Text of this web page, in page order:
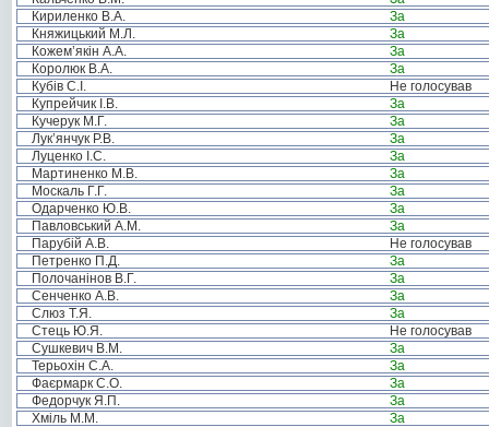
Кириленко В.А.
За
Княжицький М.Л.
За
Кожем’якін А.А.
За
Королюк В.А.
За
Кубів С.І.
Не голосував
Купрейчик І.В.
За
Кучерук М.Г.
За
Лук’янчук Р.В.
За
Луценко І.С.
За
Мартиненко М.В.
За
Москаль Г.Г.
За
Одарченко Ю.В.
За
Павловський А.М.
За
Парубій А.В.
Не голосував
Петренко П.Д.
За
Полочанінов В.Г.
За
Сенченко А.В.
За
Слюз Т.Я.
За
Стець Ю.Я.
Не голосував
Сушкевич В.М.
За
Терьохін С.А.
За
Фаєрмарк С.О.
За
Федорчук Я.П.
За
Хміль М.М.
За